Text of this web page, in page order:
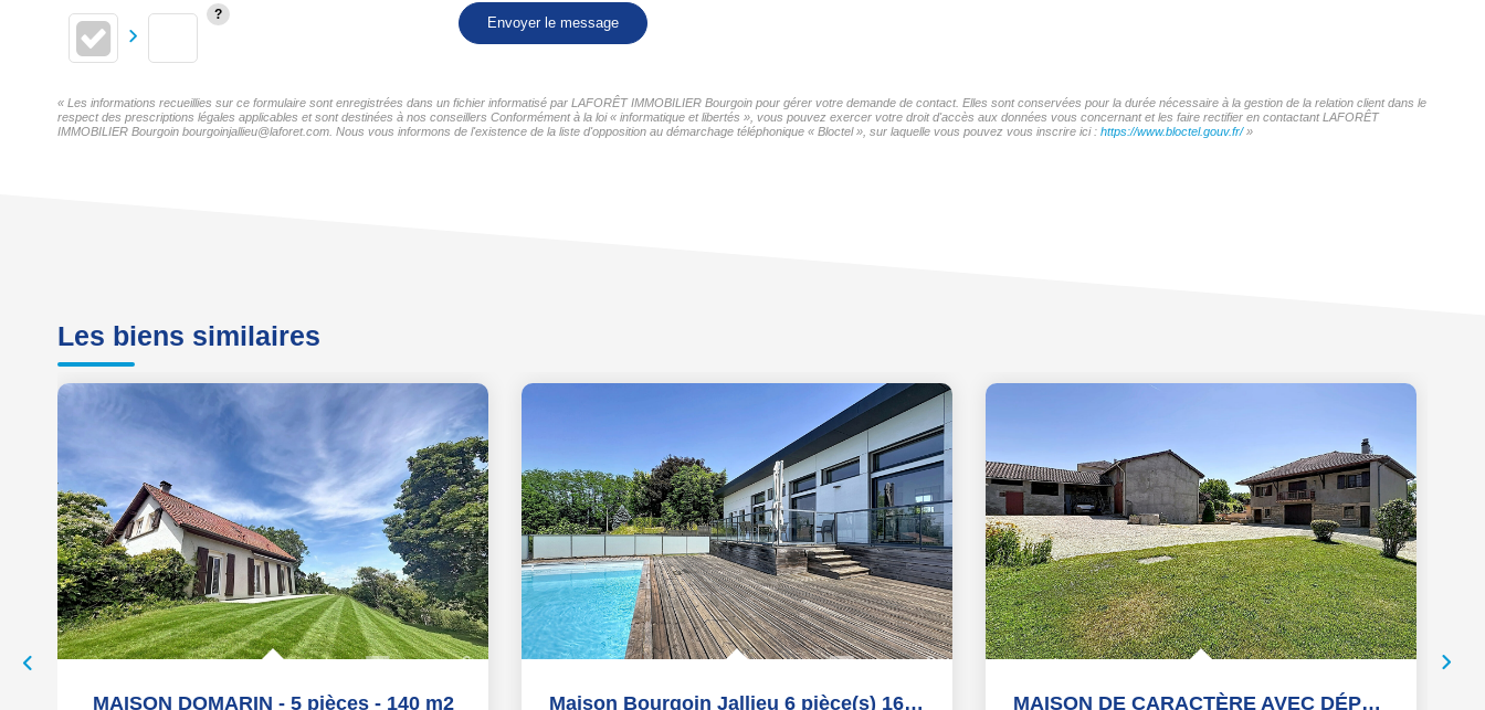
Envoyer le message
« Les informations recueillies sur ce formulaire sont enregistrées dans un fichier informatisé par LAFORÊT IMMOBILIER Bourgoin pour gérer votre demande de contact. Elles sont conservées pour la durée nécessaire à la gestion de la relation client dans le
respect des prescriptions légales applicables et sont destinées à nos conseillers Conformément à la loi « informatique et libertés », vous pouvez exercer votre droit d'accès aux données vous concernant et les faire rectifier en contactant LAFORÊT
IMMOBILIER Bourgoin bourgoinjallieu@laforet.com. Nous vous informons de l'existence de la liste d'opposition au démarchage téléphonique « Bloctel », sur laquelle vous pouvez vous inscrire ici : https://www.bloctel.gouv.fr/»
Les biens similaires
MAISON DOMARIN - 5 pièces - 140 m2
Maison Bourgoin Jallieu 6 pièce(s) 165 m2
MAISON DE CARACTÈRE AVEC DÉPENDANCE ET FORT POTENTIEL -FOUR...